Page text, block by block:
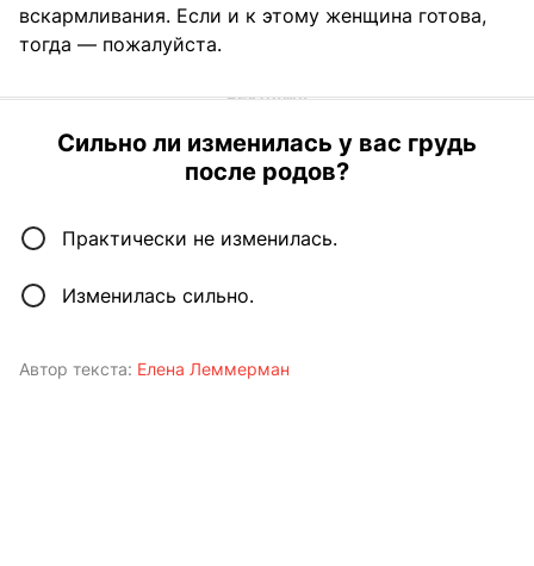
вскармливания. Если и к этому женщина готова,
тогда — пожалуйста.
Сильно ли изменилась у вас грудь
после родов?
Практически не изменилась.
Изменилась сильно.
Автор текста: Елена Леммерман